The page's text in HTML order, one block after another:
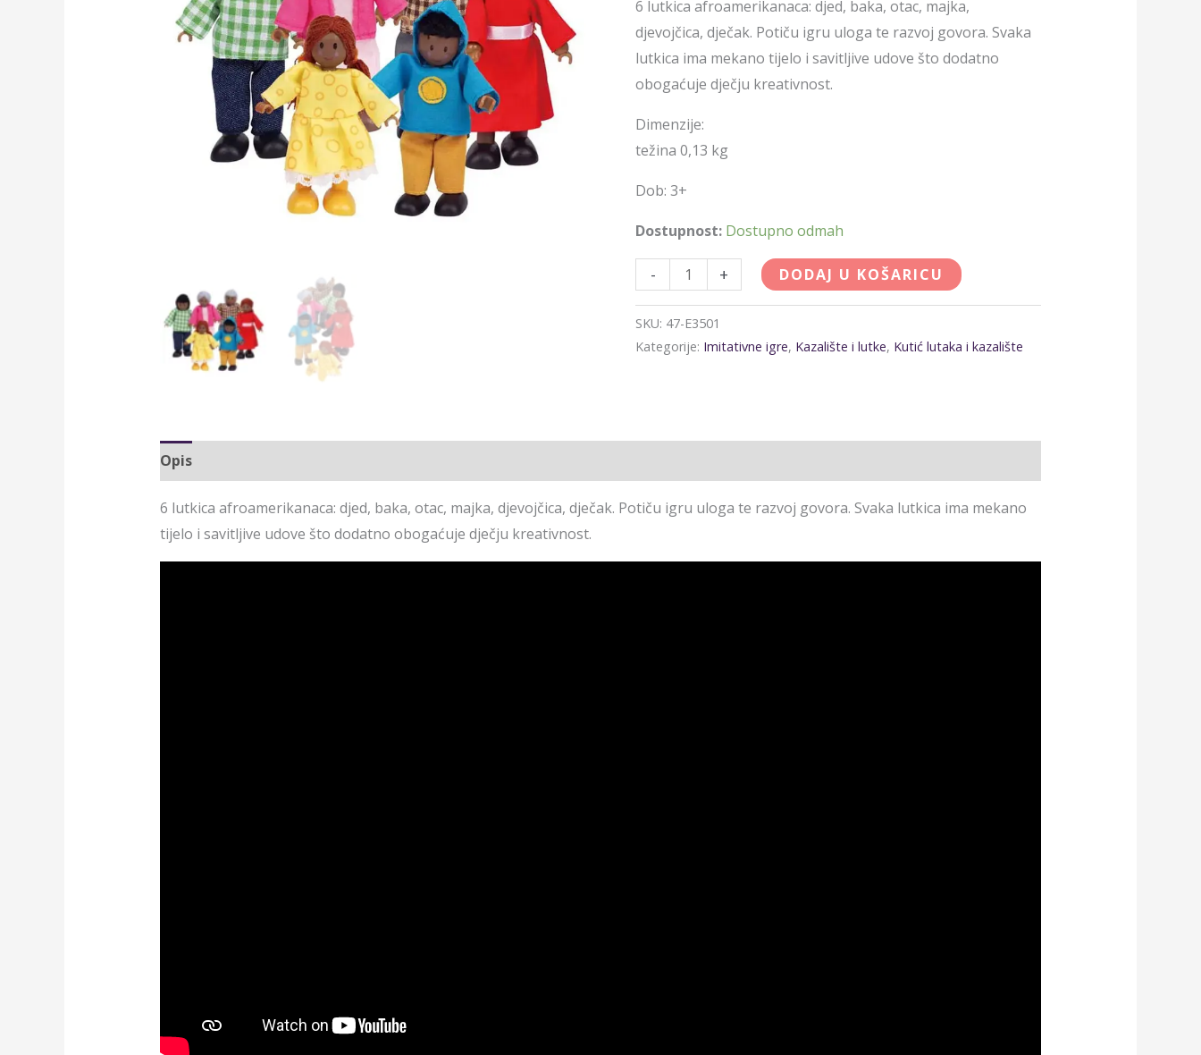
6 lutkica afroamerikanaca: djed, baka, otac, majka,
djevojčica, dječak. Potiču igru uloga te razvoj govora. Svaka
lutkica ima mekano tijelo i savitljive udove što dodatno
obogaćuje dječju kreativnost.
Dimenzije:
težina 0,13 kg
Dob: 3+
Dostupnost: Dostupno odmah
- + DODAJ U KOŠARICU
SKU: 47-E3501
Kategorije: Imitativne igre, Kazalište i lutke, Kutić lutaka i kazalište
Opis
6 lutkica afroamerikanaca: djed, baka, otac, majka, djevojčica, dječak. Potiču igru uloga te razvoj govora. Svaka lutkica ima mekano
tijelo i savitljive udove što dodatno obogaćuje dječju kreativnost.